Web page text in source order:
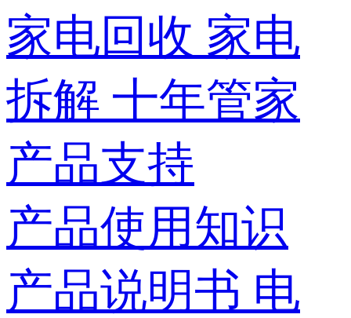
家电回收 家电
拆解 十年管家
产品支持
产品使用知识
产品说明书 电